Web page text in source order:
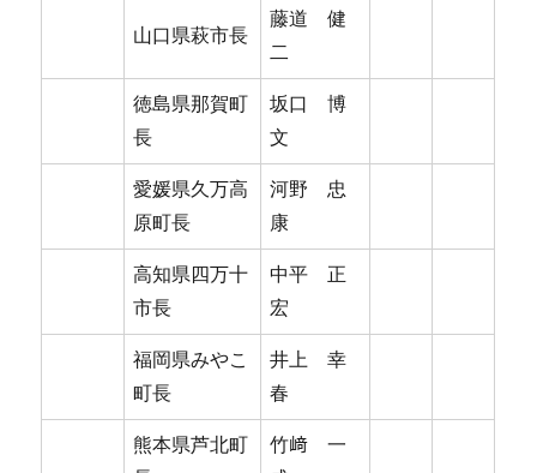
山口県萩市長
藤道 健
二
徳島県那賀町
長
坂口 博
文
愛媛県久万高
原町長
河野 忠
康
高知県四万十
市長
中平 正
宏
福岡県みやこ
町長
井上 幸
春
熊本県芦北町
竹﨑 一